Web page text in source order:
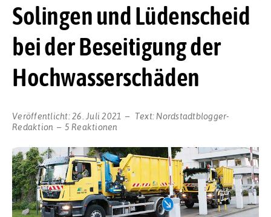
Solingen und Lüdenscheid
bei der Beseitigung der
Hochwasserschäden
Veröffentlicht:26. Juli 2021 Text: Nordstadtblogger-
Redaktion
5 Reaktionen